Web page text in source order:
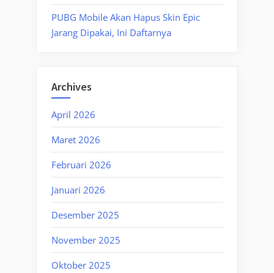
PUBG Mobile Akan Hapus Skin Epic
Jarang Dipakai, Ini Daftarnya
Archives
April 2026
Maret 2026
Februari 2026
Januari 2026
Desember 2025
November 2025
Oktober 2025